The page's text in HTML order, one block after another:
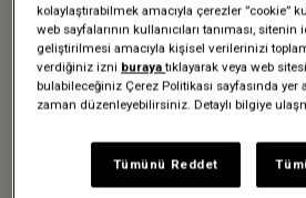
Anasayfa Sırt Çantaları
Okul çantaları
MARKET X EASTPAK
ÇANTASI
Üzgünüz - bu ürün
mevcut değil
kolaylaştırabilmek amacıyla çerezler ”cookie”
web sayfalarının kullanıcıları tanıması,
geliştirilmesi amacıyla kişisel verilerinizi
verdiğiniz izni burayatıklayarak veya web
bulabileceğiniz Çerez Politikası sayfasında yer
zaman düzenleyebilirsiniz. Detaylı bilgiye
Tümünü Reddet